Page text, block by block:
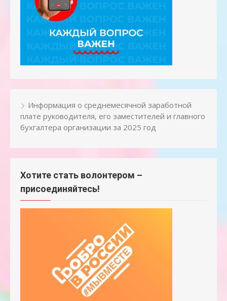
Информация о среднемесячной заработной
плате руководителя, его заместителей и главного
бухгалтера организации за 2025 год
Хотите стать волонтером –
присоединяйтесь!